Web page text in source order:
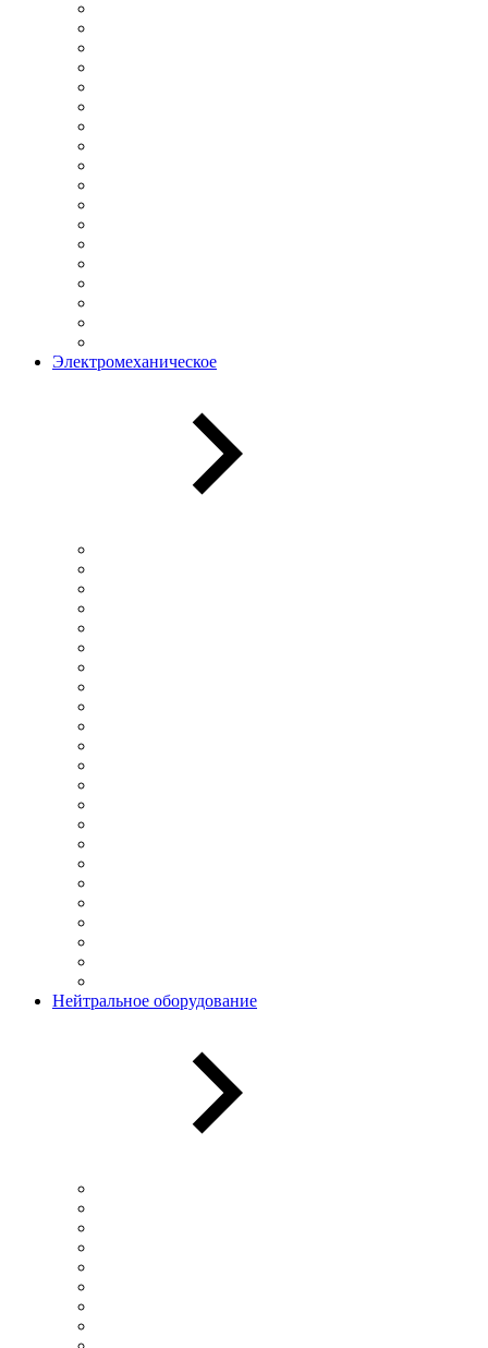
Электромеханическое
Нейтральное оборудование